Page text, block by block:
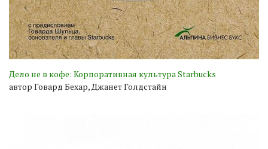
Дело не в кофе: Корпоративная культура Starbucks
автор Говард Бехар, Джанет Голдстайн